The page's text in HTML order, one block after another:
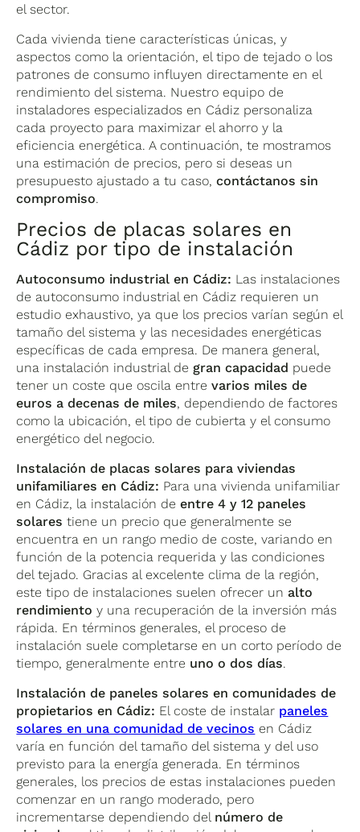
el sector.
Cada vivienda tiene características únicas, y
aspectos como la orientación, el tipo de tejado o los
patrones de consumo influyen directamente en el
rendimiento del sistema. Nuestro equipo de
instaladores especializados en Cádiz personaliza
cada proyecto para maximizar el ahorro y la
eficiencia energética. A continuación, te mostramos
una estimación de precios, pero si deseas un
presupuesto ajustado a tu caso,contáctanos sin
compromiso.
Precios de placas solares en
Cádiz por tipo de instalación
Autoconsumo industrial en Cádiz: Las instalaciones
de autoconsumo industrial en Cádiz requieren un
estudio exhaustivo, ya que los precios varían según el
tamaño del sistema y las necesidades energéticas
específicas de cada empresa. De manera general,
una instalación industrial de gran capacidad puede
tener un coste que oscila entrevarios miles de
euros a decenas de miles, dependiendo de factores
como la ubicación, el tipo de cubierta y el consumo
energético del negocio.
Instalación de placas solares para viviendas
unifamiliares en Cádiz: Para una vivienda unifamiliar
en Cádiz, la instalación deentre 4 y 12 paneles
solares tiene un precio que generalmente se
encuentra en un rango medio de coste, variando en
función de la potencia requerida y las condiciones
del tejado. Gracias al excelente clima de la región,
este tipo de instalaciones suelen ofrecer un alto
rendimiento y una recuperación de la inversión más
rápida. En términos generales, el proceso de
instalación suele completarse en un corto período de
tiempo, generalmente entre uno o dos días.
Instalación de paneles solares en comunidades de
propietarios en Cádiz: El coste de instalar paneles
solares en una comunidad de vecinos en Cádiz
varía en función del tamaño del sistema y del uso
previsto para la energía generada. En términos
generales, los precios de estas instalaciones pueden
comenzar en un rango moderado, pero
incrementarse dependiendo del número de